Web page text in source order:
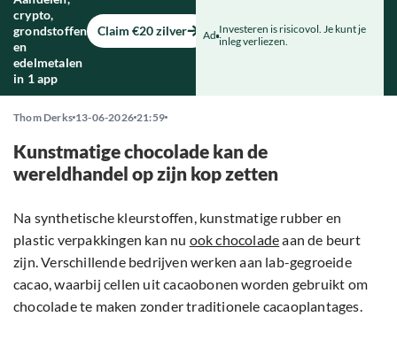
crypto,
grondstoffen
en
edelmetalen
in 1 app
Claim €20 zilver Ad Investeren is risicovol. Je kunt je
inleg verliezen.
Thom Derks 13-06-2026 21:59
Kunstmatige chocolade kan de
wereldhandel op zijn kop zetten
Na synthetische kleurstoffen, kunstmatige rubber en
plastic verpakkingen kan nu ook chocoladeaan de beurt
zijn. Verschillende bedrijven werken aan lab-gegroeide
cacao, waarbij cellen uit cacaobonen worden gebruikt om
chocolade te maken zonder traditionele cacaoplantages.